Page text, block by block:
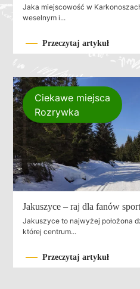
Jaka miejscowość w
weselnym i...
Przeczytaj artykuł
Jakuszyce – raj dla fanów
Jakuszyce to najwyżej położona
której centrum...
Przeczytaj artykuł
Ciekawe miejsca
Rozrywka